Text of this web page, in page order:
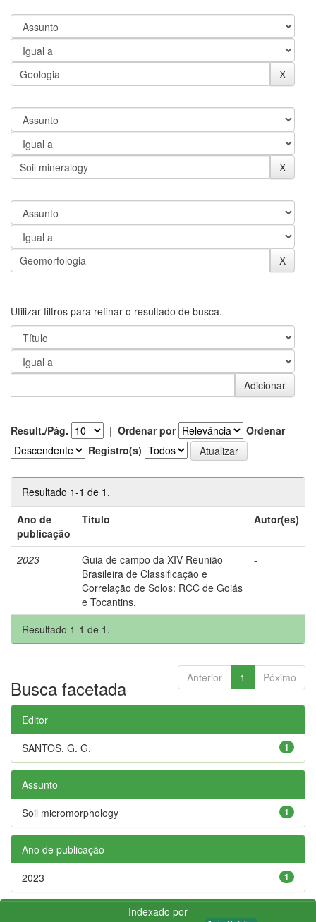
Utilizar filtros para refinar o resultado de busca.
Result./Pág. | Ordenar por
Ordenar
Registro(s)
Resultado 1-1 de 1.
Ano de
publicação
Título Autor(es)
2023
Guia de campo da XIV Reunião
Brasileira de Classificação e
Correlação de Solos: RCC de Goiás
e Tocantins.
-
Resultado 1-1 de 1.
Anterior 1 Póximo
Busca facetada
Editor
1
SANTOS, G. G.
Assunto
1
Soil micromorphology
Ano de publicação
1
2023
Indexado por